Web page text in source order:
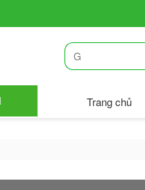
Trang chủ